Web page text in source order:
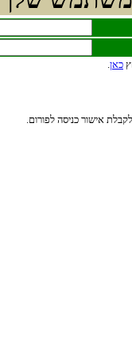
.ןאכ
להנמל השקב תחילשל